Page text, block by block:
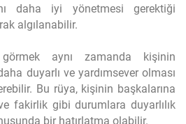
daha iyi yönetmesi gerektiği
algılanabilir.
aynı zamanda kişinin
duyarlı ve yardımsever olması
Bu rüya, kişinin başkalarına
fakirlik gibi durumlara duyarlılık
bir hatırlatma olabilir.